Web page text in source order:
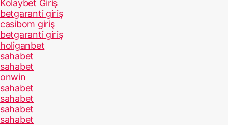
Kolaybet Giriş
betgaranti giriş
casibom giriş
betgaranti giriş
holiganbet
sahabet
sahabet
onwin
sahabet
sahabet
sahabet
sahabet